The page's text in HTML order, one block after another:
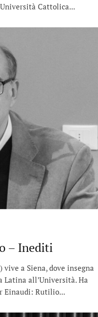
Cattolica...
– Inediti
vive a Siena, dove insegna
Latina all’Università. Ha
Einaudi: Rutilio...